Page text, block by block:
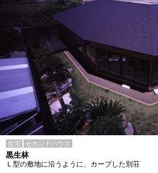
住宅 セカンドハウス
黒生林
Ｌ型の敷地に沿うように、カーブした別荘